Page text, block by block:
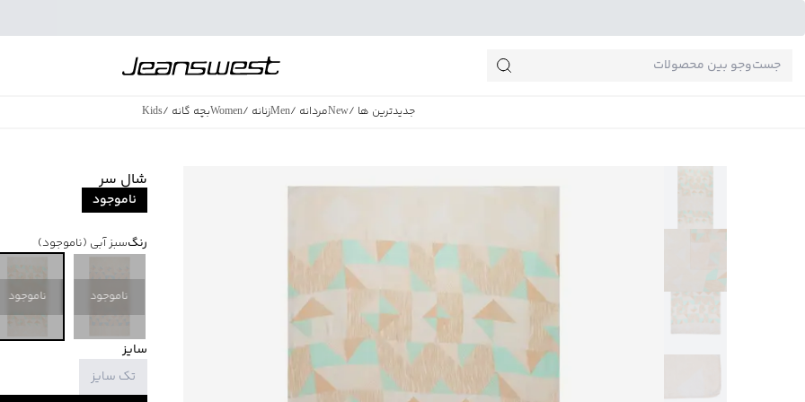
جدیدترین ها /
Newمردانه /
Menزنانه /
Womenبچه گانه /
Kids
شال سر
ناموجود
رنگسبز آبی (ناموجود)
ناموجود ناموجود
سایز
تک سایز